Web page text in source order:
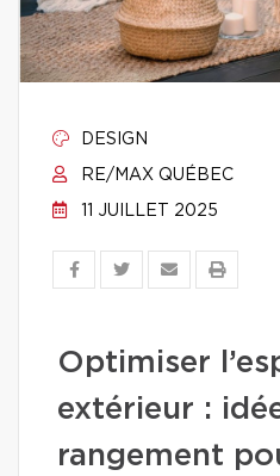
DESIGN
RE/MAX QUÉBEC
11 JUILLET 2025
Optimiser
extérieur :
rangement